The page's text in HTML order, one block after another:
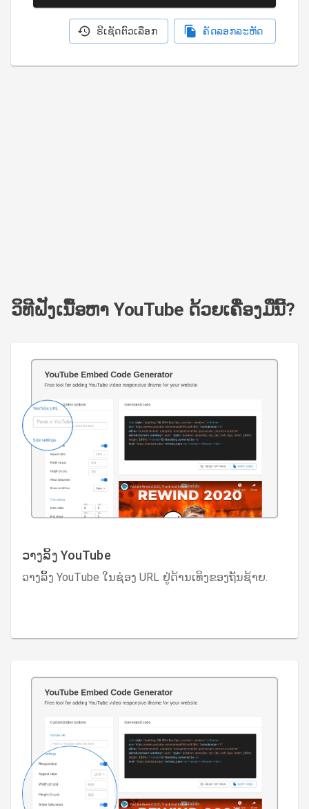
ຣີເຊັດຕົວເລືອກ ຄັດລອກລະຫັດ
ວິທີຝັງເນື້ອຫາ YouTube ດ້ວຍເຄື່ອງມືນີ້?
ວາງລິ້ງ YouTube
ວາງລິ້ງ YouTube ໃນຊ່ອງ URL ຢູ່ດ້ານເທິງຂອງຖັນຊ້າຍ.